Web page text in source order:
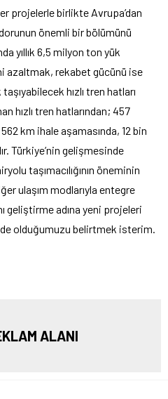
projelerle birlikte Avrupa’dan
önemli bir bölümünü
yıllık 6,5 milyon ton yük
azaltmak, rekabet gücünü ise
hızlı tren hatları
hızlı tren hatlarından; 457
km ihale aşamasında, 12 bin
Türkiye’nin gelişmesinde
taşımacılığının öneminin
ulaşım modlarıyla entegre
geliştirme adına yeni projeleri
olduğumuzu belirtmek isterim.
ALANI